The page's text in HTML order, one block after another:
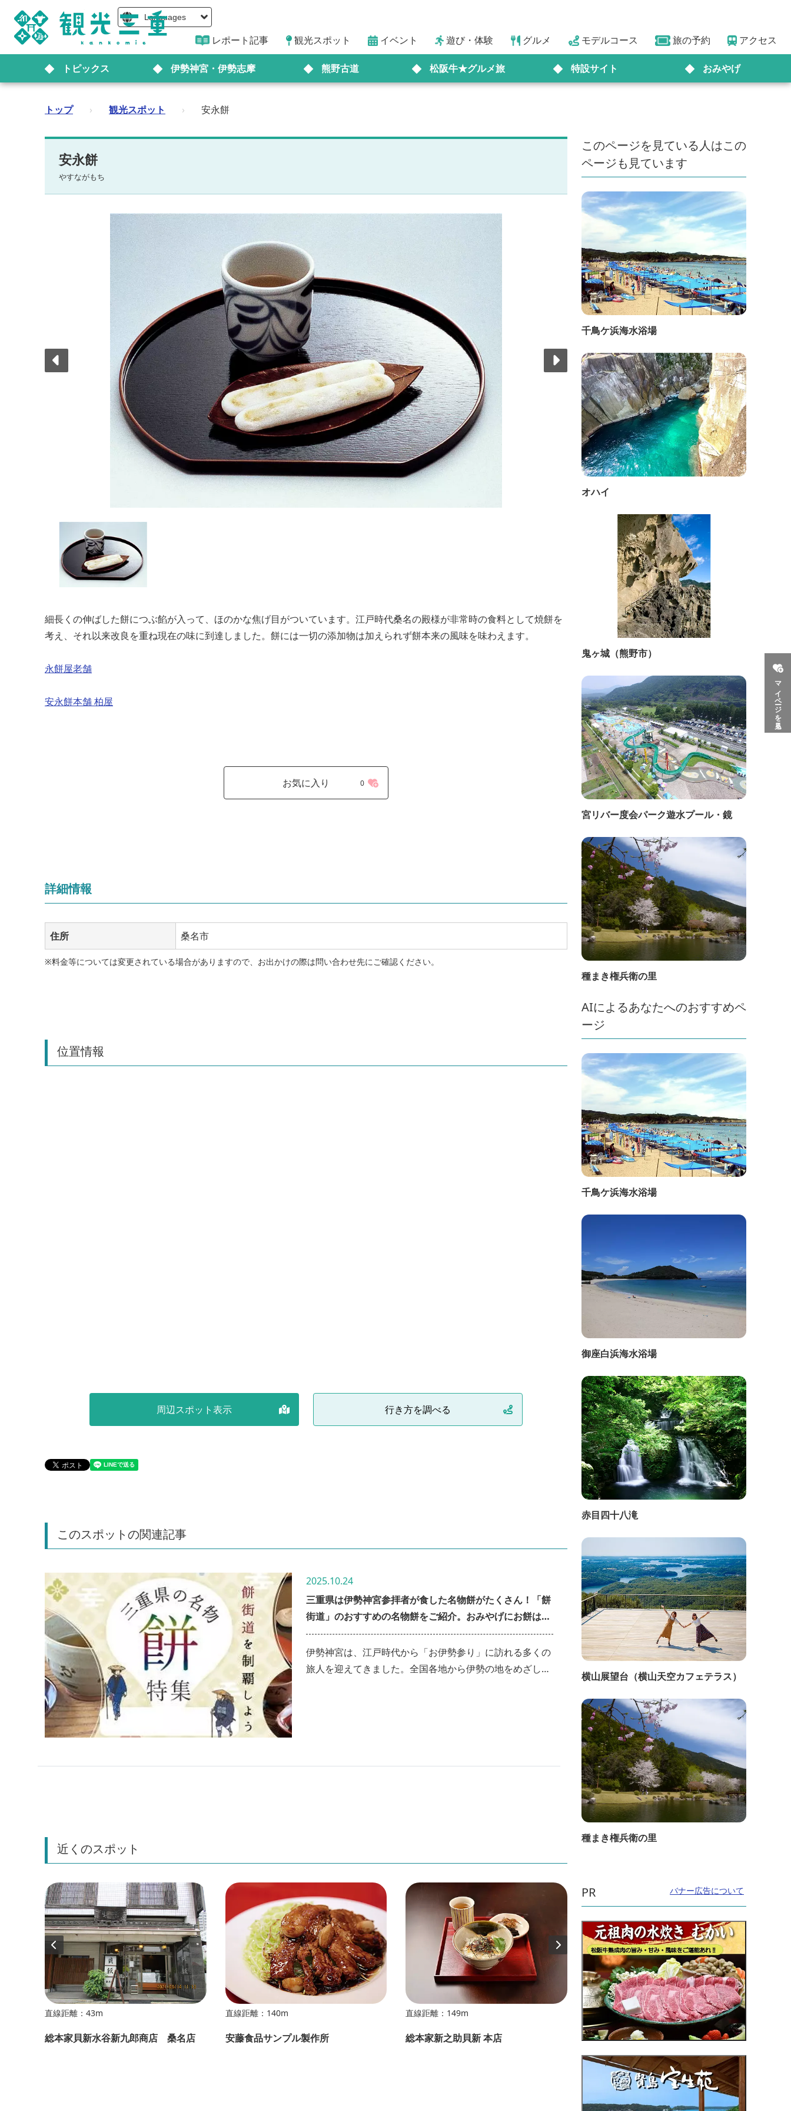
Languages
レポート記事 観光スポット イベント 遊び・体験 グルメ モデルコース 旅の予約 アクセス
トピックス 伊勢神宮・伊勢志摩 熊野古道 松阪牛★グルメ旅 特設サイト おみやげ
マイページを見る
トップ › 観光スポット › 安永餅
安永餅
やすながもち
細長くの伸ばした餅につぶ餡が入って、ほのかな焦げ目がついています。江戸時代桑名の殿様が非常時の食料として焼餅を
考え、それ以来改良を重ね現在の味に到達しました。餅には一切の添加物は加えられず餅本来の風味を味わえます。
永餅屋老舗
安永餅本舗 柏屋
お気に入り 0
詳細情報
住所 桑名市
※料金等については変更されている場合がありますので、お出かけの際は問い合わせ先にご確認ください。
位置情報
周辺スポット表示 行き方を調べる
このスポットの関連記事
2025.10.24
三重県は伊勢神宮参拝者が食した名物餅がたくさん！「餅
街道」のおすすめの名物餅をご紹介。おみやげにお餅はい
かが？
伊勢神宮は、江戸時代から「お伊勢参り」に訪れる多くの
旅人を迎えてきました。全国各地から伊勢の地をめざした
のお餅を味わい、当時の人々の旅ごころに思いを馳せてみ
近くのスポット
直線距離：43m
総本家貝新水谷新九郎商店 桑名店
直線距離：140m
安藤食品サンプル製作所
直線距離：149m
総本家新之助貝新 本店
直線距離：169m
北桑名総社（北桑名神社）
このページを見ている人はこの
ページも見ています
千鳥ケ浜海水浴場
オハイ
鬼ヶ城（熊野市）
宮リバー度会パーク遊水プール・鏡
種まき権兵衛の里
AIによるあなたへのおすすめペ
ージ
千鳥ケ浜海水浴場
御座白浜海水浴場
赤目四十八滝
横山展望台（横山天空カフェテラス）
種まき権兵衛の里
PR バナー広告について